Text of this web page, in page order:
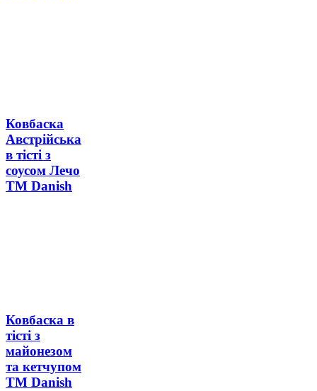
Ковбаска
Австрійська
в тісті з
соусом Лечо
ТМ Danish
Ковбаска в
тісті з
майонезом
та кетчупом
ТМ Danish